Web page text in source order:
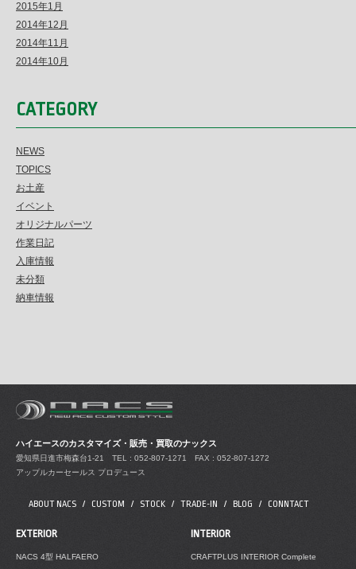
2015年1月
2014年12月
2014年11月
2014年10月
CATEGORY
NEWS
TOPICS
お土産
イベント
オリジナルパーツ
作業日記
入庫情報
未分類
納車情報
ハイエースのカスタマイズ・販売・買取のナックス
愛知県日進市梅森台1-21 TEL : 052-807-1271 FAX : 052-807-1272
アップルカーセールス プロデュース
ABOUT NACS CUSTOM STOCK TRADE-IN BLOG CONNTACT
EXTERIOR
NACS 4型 HALFAERO
INTERIOR
CRAFTPLUS INTERIOR Complete